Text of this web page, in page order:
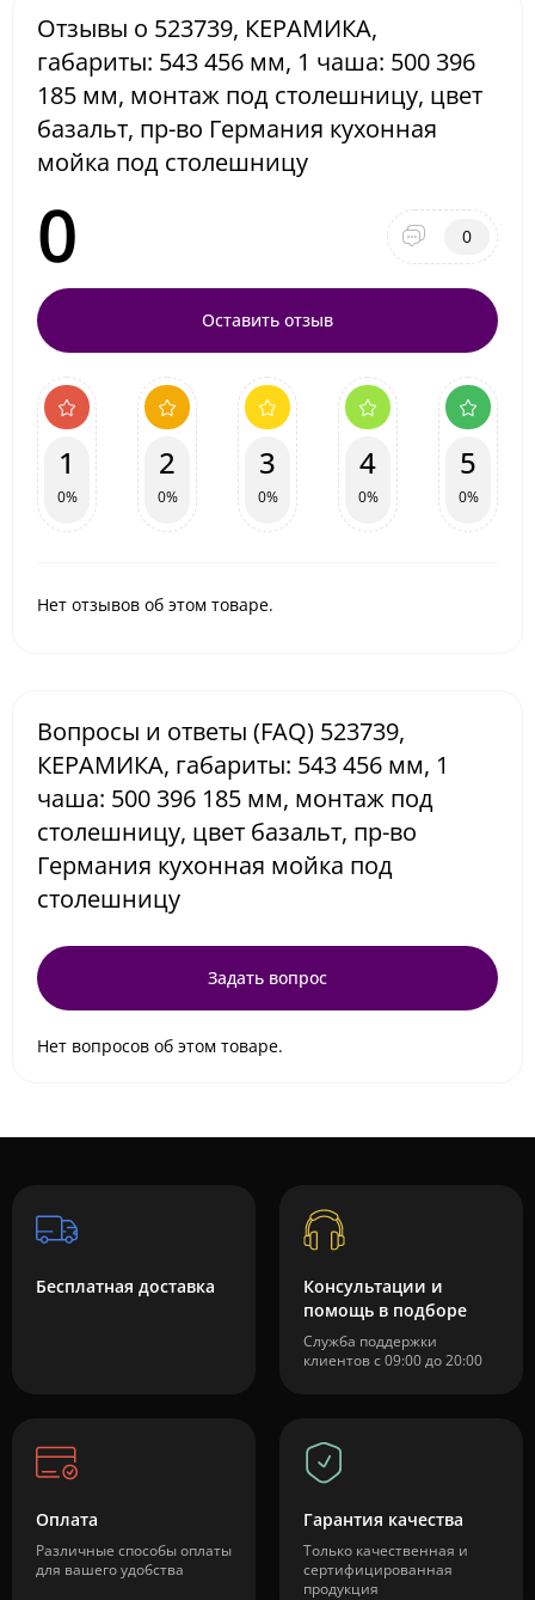
Отзывы о 523739, КЕРАМИКА,
габариты: 543 456 мм, 1 чаша: 500 396
185 мм, монтаж под столешницу, цвет
базальт, пр-во Германия кухонная
мойка под столешницу
0 0
Оставить отзыв
1
0%
2
0%
3
0%
4
0%
5
0%
Нет отзывов об этом товаре.
Вопросы и ответы (FAQ) 523739,
КЕРАМИКА, габариты: 543 456 мм, 1
чаша: 500 396 185 мм, монтаж под
столешницу, цвет базальт, пр-во
Германия кухонная мойка под
столешницу
Задать вопрос
Нет вопросов об этом товаре.
Бесплатная доставка
Консультации и
помощь в подборе
Служба поддержки
клиентов с 09:00 до 20:00
Оплата
Различные способы оплаты
для вашего удобства
Гарантия качества
Только качественная и
сертифицированная
продукция